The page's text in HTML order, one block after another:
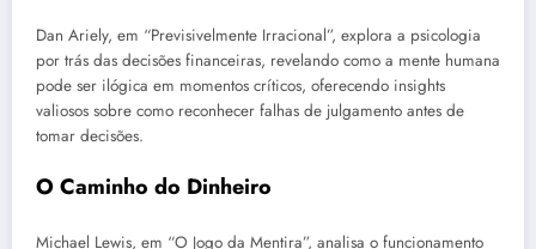
Dan Ariely, em “Previsivelmente Irracional”, explora a psicologia
por trás das decisões financeiras, revelando como a mente humana
pode ser ilógica em momentos críticos, oferecendo insights
valiosos sobre como reconhecer falhas de julgamento antes de
tomar decisões.
O Caminho do Dinheiro
Michael Lewis, em “O Jogo da Mentira”, analisa o funcionamento